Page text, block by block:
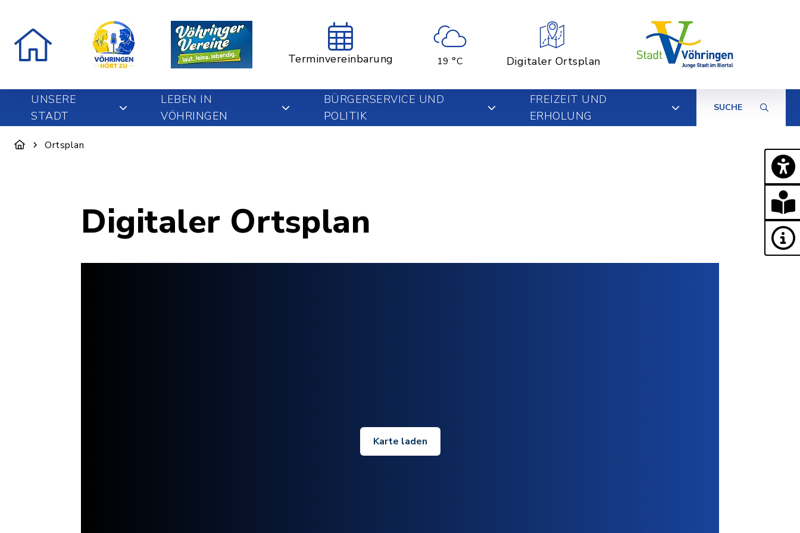
Terminvereinbarung 19 °C Digitaler Ortsplan
UNSERE
STADT
LEBEN IN
VÖHRINGEN
BÜRGERSERVICE UND
POLITIK
FREIZEIT UND
ERHOLUNG
SUCHE
Ortsplan
Digitaler Ortsplan
Karte laden